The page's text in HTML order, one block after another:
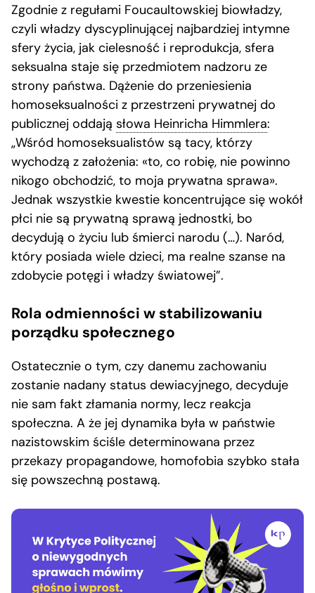
Zgodnie z regułami Foucaultowskiej biowładzy,
czyli władzy dyscyplinującej najbardziej intymne
sfery życia, jak cielesność i reprodukcja, sfera
seksualna staje się przedmiotem nadzoru ze
strony państwa. Dążenie do przeniesienia
homoseksualności z przestrzeni prywatnej do
publicznej oddają słowa Heinricha Himmlera:
„Wśród homoseksualistów są tacy, którzy
wychodzą z założenia: «to, co robię, nie powinno
nikogo obchodzić, to moja prywatna sprawa».
Jednak wszystkie kwestie koncentrujące się wokół
płci nie są prywatną sprawą jednostki, bo
decydują o życiu lub śmierci narodu (…). Naród,
który posiada wiele dzieci, ma realne szanse na
zdobycie potęgi i władzy światowej”.
Rola odmienności w stabilizowaniu
porządku społecznego
Ostatecznie o tym, czy danemu zachowaniu
zostanie nadany status dewiacyjnego, decyduje
nie sam fakt złamania normy, lecz reakcja
społeczna. A że jej dynamika była w państwie
nazistowskim ściśle determinowana przez
przekazy propagandowe, homofobia szybko stała
się powszechną postawą.